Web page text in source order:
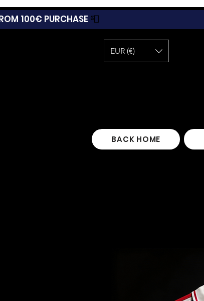
100€ PURCHASE 📮
EUR (€)
BACK HOME